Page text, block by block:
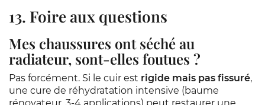
13. Foire aux questions
Mes chaussures ont séché au
radiateur, sont-elles foutues ?
Pas forcément. Si le cuir est rigide mais pas fissuré,
une cure de réhydratation intensive (baume